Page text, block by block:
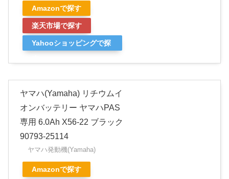
Amazonで探す
楽天市場で探す
Yahooショッピングで探
ヤマハ(Yamaha) リチウムイ
オンバッテリー ヤマハPAS
専用 6.0Ah X56-22 ブラック
90793-25114
ヤマハ発動機(Yamaha)
Amazonで探す